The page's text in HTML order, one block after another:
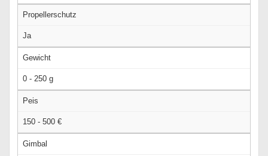
Propellerschutz
Ja
Gewicht
0 - 250 g
Peis
150 - 500 €
Gimbal